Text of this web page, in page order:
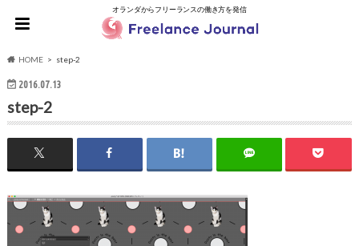
オランダからフリーランスの働き方を発信
HOME step-2
2016.07.13
step-2